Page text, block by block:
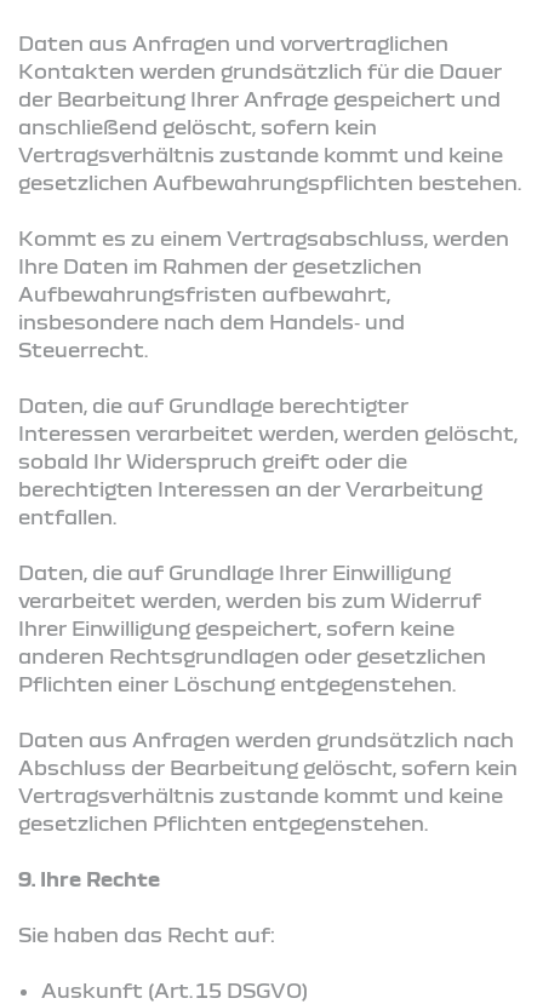
Daten aus Anfragen und vorvertraglichen
Kontakten werden grundsätzlich für die Dauer
der Bearbeitung Ihrer Anfrage gespeichert und
anschließend gelöscht, sofern kein
Vertragsverhältnis zustande kommt und keine
gesetzlichen Aufbewahrungspflichten bestehen.
Kommt es zu einem Vertragsabschluss, werden
Ihre Daten im Rahmen der gesetzlichen
Aufbewahrungsfristen aufbewahrt,
insbesondere nach dem Handels‑ und
Steuerrecht.
Daten, die auf Grundlage berechtigter
Interessen verarbeitet werden, werden gelöscht,
sobald Ihr Widerspruch greift oder die
berechtigten Interessen an der Verarbeitung
entfallen.
Daten, die auf Grundlage Ihrer Einwilligung
verarbeitet werden, werden bis zum Widerruf
Ihrer Einwilligung gespeichert, sofern keine
anderen Rechtsgrundlagen oder gesetzlichen
Pflichten einer Löschung entgegenstehen.
Daten aus Anfragen werden grundsätzlich nach
Abschluss der Bearbeitung gelöscht, sofern kein
Vertragsverhältnis zustande kommt und keine
gesetzlichen Pflichten entgegenstehen.
9. Ihre Rechte
Sie haben das Recht auf:
Auskunft (Art. 15 DSGVO)